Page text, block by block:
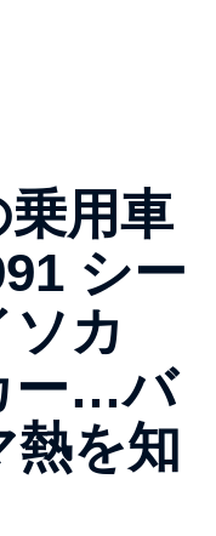
用車
シー
カ
ー…バ
熱を知